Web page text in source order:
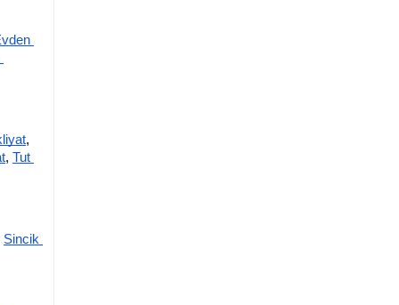
,
, Tut
Sincik